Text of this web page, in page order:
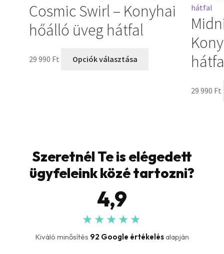
Cosmic Swirl – Konyhai
hőálló üveg hátfal
29 990 Ft Opciók választása
29 990 Ft
Szeretnél Te is elégedett
ügyfeleink közé tartozni?
4,9
★★★★★
Kiváló minősítés 92 Google értékelésalapján